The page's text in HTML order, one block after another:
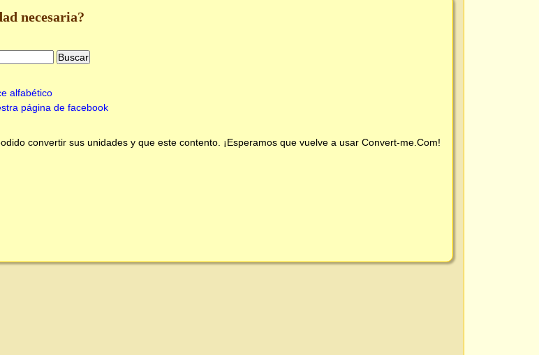
necesaria?
alfabético
página de facebook
convertir sus unidades y que este contento. ¡Esperamos que vuelve a usar Convert-me.Com!